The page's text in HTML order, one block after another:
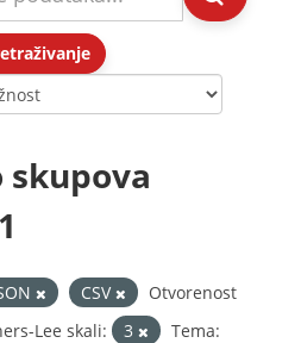
skupova
CSV
Otvorenost
Lee skali:
3
Tema: